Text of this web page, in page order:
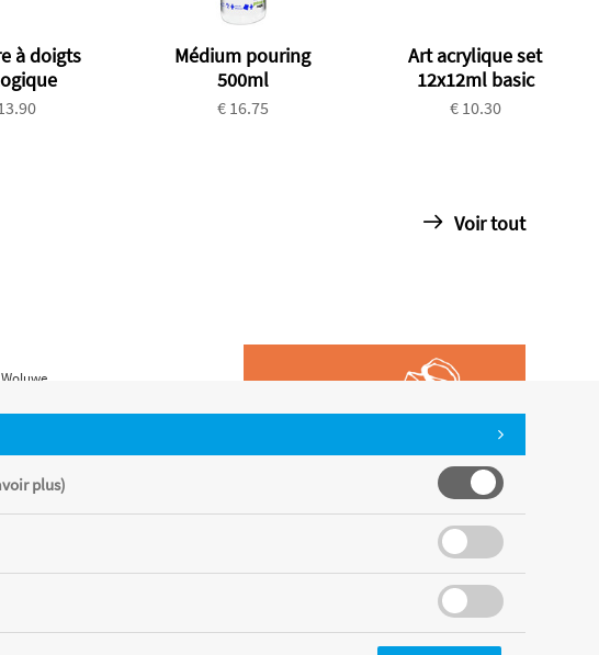
à doigts
Médium pouring
500ml
€ 16.75
Art acrylique set
12x12ml basic
€ 10.30
Voir tout
plus)